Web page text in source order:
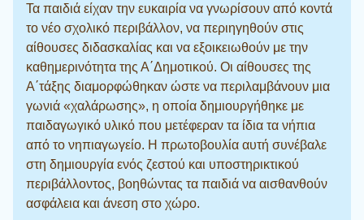
Τα παιδιά είχαν την ευκαιρία να γνωρίσουν από κοντά
το νέο σχολικό περιβάλλον, να περιηγηθούν στις
αίθουσες διδασκαλίας και να εξοικειωθούν με την
καθημερινότητα της Α΄Δημοτικού. Οι αίθουσες της
Α΄τάξης διαμορφώθηκαν ώστε να περιλαμβάνουν μια
γωνιά «χαλάρωσης», η οποία δημιουργήθηκε με
παιδαγωγικό υλικό που μετέφεραν τα ίδια τα νήπια
από το νηπιαγωγείο. Η πρωτοβουλία αυτή συνέβαλε
στη δημιουργία ενός ζεστού και υποστηρικτικού
περιβάλλοντος, βοηθώντας τα παιδιά να αισθανθούν
ασφάλεια και άνεση στο χώρο.